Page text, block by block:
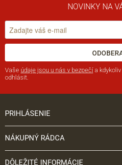
NOVINKY NA
Vaše údaje jsou u nás v bezpečí a
odhlásit.
PRIHLÁSENIE
NÁKUPNÝ RÁDCA
DÔLEŽITÉ INFORMÁCIE